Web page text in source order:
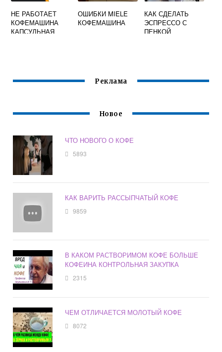
НЕ РАБОТАЕТ
КОФЕМАШИНА
КАПСУЛЬНАЯ
ОШИБКИ MIELE
КОФЕМАШИНА
КАК СДЕЛАТЬ
ЭСПРЕССО С
ПЕНКОЙ
Реклама
Новое
ЧТО НОВОГО О КОФЕ
5893
КАК ВАРИТЬ РАССЫПЧАТЫЙ КОФЕ
9859
В КАКОМ РАСТВОРИМОМ КОФЕ БОЛЬШЕ
КОФЕИНА КОНТРОЛЬНАЯ ЗАКУПКА
2315
ЧЕМ ОТЛИЧАЕТСЯ МОЛОТЫЙ КОФЕ
8072